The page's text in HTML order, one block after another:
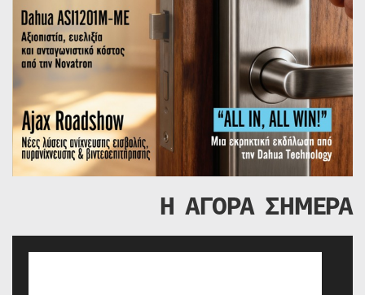
Η ΑΓΟΡΑ ΣΗΜΕΡΑ